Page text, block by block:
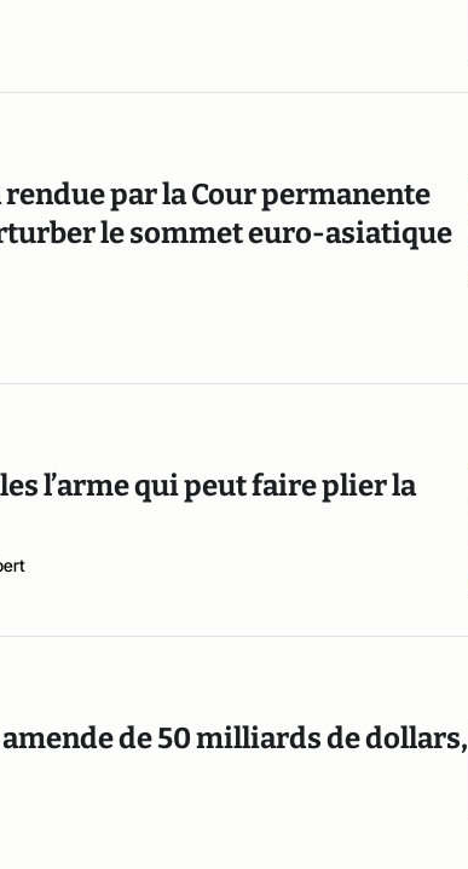
par la Cour permanente
le sommet euro-asiatique
l’arme qui peut faire plier la
de 50 milliards de dollars,